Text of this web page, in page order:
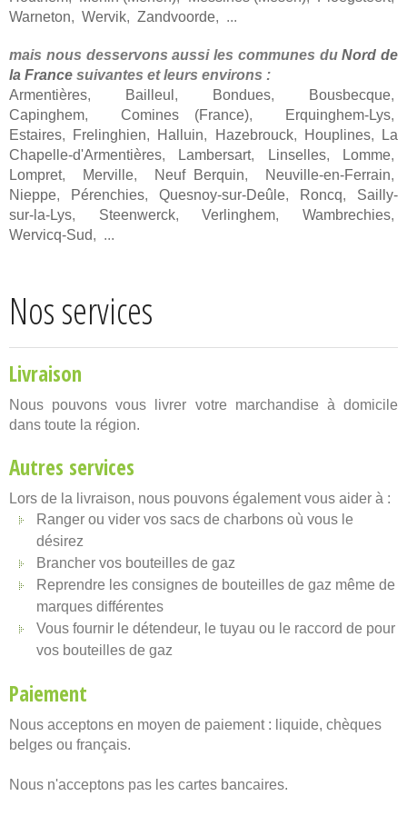
Warneton, Wervik, Zandvoorde, ...
mais nous desservons aussi les communes duNord de
la France suivantes et leurs environs :
Armentières, Bailleul , Bondues, Bousbecque,
Capinghem, Comines (France), Erquinghem-Lys,
Estaires, Frelinghien, Halluin, Hazebrouck, Houplines,
La
Chapelle-d'Armentières, Lambersart, Linselles, Lomme,
Lompret, Merville, Neuf Berquin, Neuville-en-Ferrain,
Nieppe, Pérenchies, Quesnoy-sur-Deûle, Roncq, Sailly-
sur-la-Lys, Steenwerck,Verlinghem,Wambrechies,
Wervicq-Sud, ...
Nos services
Livraison
Nous pouvons vous livrer votre marchandise à domicile
dans toute la région.
Autres services
Lors de la livraison, nous pouvons également vous aider à :
Ranger ou vider vos sacs de charbons où vous le
désirez
Brancher vos bouteilles de gaz
Reprendre les consignes de bouteilles de gaz même de
marques différentes
Vous fournir le détendeur, le tuyau ou le raccord de pour
vos bouteilles de gaz
Paiement
Nous acceptons en moyen de paiement : liquide, chèques
belges ou français.
Nous n'acceptons pas les cartes bancaires.